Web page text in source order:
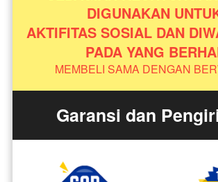
DIGUNAKAN
AKTIFITAS SOSIAL DAN
PADA YANG
MEMBELI SAMA DENGAN
Garansi dan